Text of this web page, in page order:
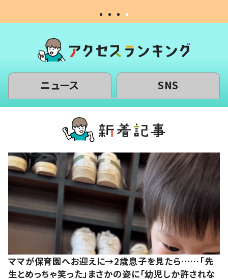
ニュース SNS
ママが保育園へお迎えに→2歳息子を見たら……「先
生とめっちゃ笑った」まさかの姿に「幼児しか許されな